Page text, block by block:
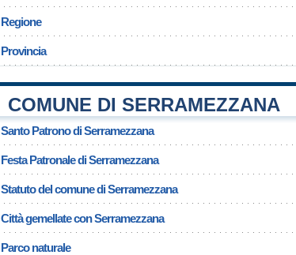
Regione
Provincia
COMUNE DI SERRAMEZZANA
Santo Patrono di Serramezzana
Festa Patronale di Serramezzana
Statuto del comune di Serramezzana
Città gemellate con Serramezzana
Parco naturale